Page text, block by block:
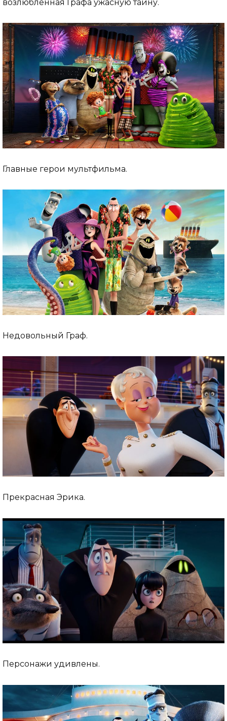
возлюбленная Графа ужасную тайну.
Главные герои мультфильма.
Недовольный Граф.
Прекрасная Эрика.
Персонажи удивлены.